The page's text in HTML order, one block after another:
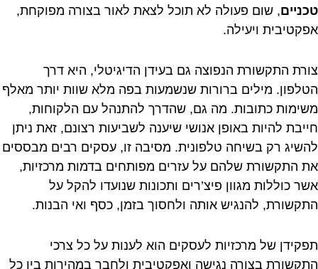
טכניים, שום פעולה לא תוכל לצאת לאור בצורה מפוקחת,
אפקטיבית ויעילה.
צורת התקשורת הנפוצה גם בעידן הדיגיטלי, היא דרך
הטלפון. מילים ברורות שנשמעות בפה מלא שוות יותר מאלף
משימות כתובות. מה גם, שהדרך להתנהל עם הלקוחות,
חייבת להיות באופן אנושי שיענה לשביעות רצונם, זאת ניתן
להשיג רק בשיחה טלפונית. מסיבה זו, עסקים רבים מבססים
את התקשורת שלהם על עזרים מפותחים בדמות מרכזיות,
אשר כוללות מגוון פיצ’רים ותכונות שנועדו להקל על
התקשורת, להנגיש אותה ולחסוך בזמן, כסף ואי הבנות.
תפקידן של מרכזיות לעסקים הוא לענות על כל צרכי
התקשורת בצורה נגישה ואפקטיבית ולחבר במהירות בין כל